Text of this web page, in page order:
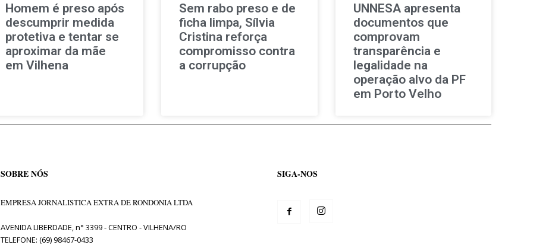
Homem é preso após
descumprir medida
protetiva e tentar se
aproximar da mãe
em Vilhena
Sem rabo preso e de
ficha limpa, Sílvia
Cristina reforça
compromisso contra
a corrupção
UNNESA apresenta
documentos que
comprovam
transparência e
legalidade na
operação alvo da PF
em Porto Velho
SOBRE NÓS
EMPRESA JORNALISTICA EXTRA DE RONDONIA LTDA
AVENIDA LIBERDADE, n° 3399 - CENTRO - VILHENA/RO
TELEFONE: (69) 98467-0433
SIGA-NOS